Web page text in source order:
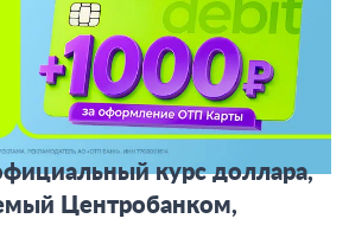
Читать подробнее в MAX
курс доллара,
Центробанком,